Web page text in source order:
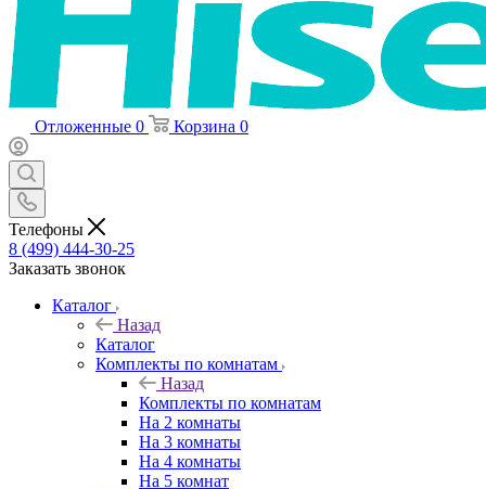
Отложенные 0 Корзина 0
Телефоны
8 (499) 444-30-25
Заказать звонок
Каталог
Назад
Каталог
Комплекты по комнатам
Назад
Комплекты по комнатам
На 2 комнаты
На 3 комнаты
На 4 комнаты
На 5 комнат